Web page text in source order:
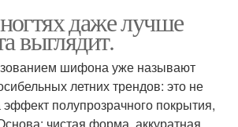
даже лучше
выглядит.
шифона уже называют
летних трендов: это не
эффект полупрозрачного покрытия,
чистая форма, аккуратная